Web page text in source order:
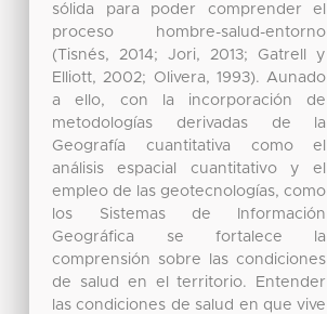
sólida para poder comprender el
proceso hombre-salud-entorno
(Tisnés, 2014; Jori, 2013; Gatrell y
Elliott, 2002; Olivera, 1993). Aunado
a ello, con la incorporación de
metodologías derivadas de la
Geografía cuantitativa como el
análisis espacial cuantitativo y el
empleo de las geotecnologías, como
los Sistemas de Información
Geográfica se fortalece la
comprensión sobre las condiciones
de salud en el territorio. Entender
las condiciones de salud en que vive